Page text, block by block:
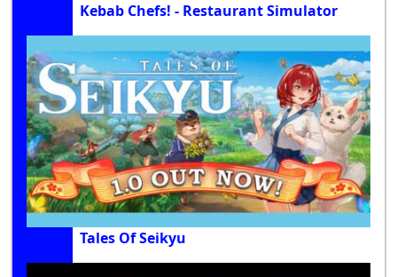
Kebab Chefs! - Restaurant Simulator
Tales Of Seikyu